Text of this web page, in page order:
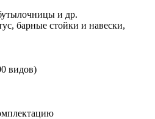
и др.
барные стойки и навески,
видов)